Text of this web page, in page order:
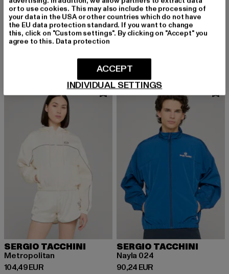
SERGIO TACCHINI
Arcata
SERGIO TACCHINI
Carson 024
SERGIO TACCHINI
Metropolitan
104,49 EUR
Derzeitiger Preis: 104,49 EUR
SERGIO TACCHINI
Nayla 024
90,24 EUR
Derzeitiger Preis: 90,24 EUR
or to use cookies. This may also include the processing of
your data in the USA or other countries which do not have
the EU data protection standard. If you want to change
this, click on "Custom settings". By clicking on "Accept" you
agree to this. Data protection
INDIVIDUAL SETTINGS
ACCEPT